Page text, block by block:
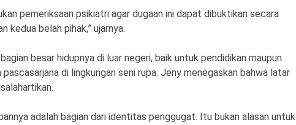
pemeriksaan psikiatri agar dugaan ini dapat dibuktikan secara
kedua belah pihak,” ujarnya.
besar hidupnya di luar negeri, baik untuk pendidikan maupun
di lingkungan seni rupa. Jeny menegaskan bahwa latar
adalah bagian dari identitas penggugat. Itu bukan alasan untuk